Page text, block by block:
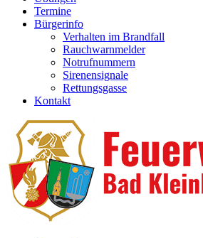
Termine
Bürgerinfo
Verhalten im Brandfall
Rauchwarnmelder
Notrufnummern
Sirenensignale
Rettungsgasse
Kontakt